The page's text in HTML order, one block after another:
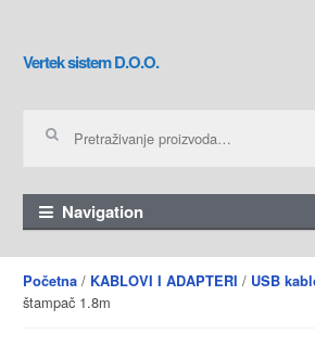
Skip to navigation
Skip to content
Vertek sistem D.O.O.
Navigation
Početna/ KABLOVI I ADAPTERI / USB
štampač 1.8m